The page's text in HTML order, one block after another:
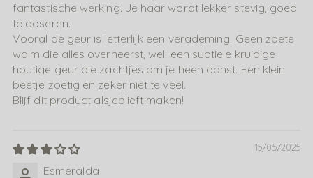
fantastische werking. Je haar wordt lekker stevig, goed
te doseren.
Vooral de geur is letterlijk een verademing. Geen zoete
walm die alles overheerst, wel: een subtiele kruidige
houtige geur die zachtjes om je heen danst. Een klein
beetje zoetig en zeker niet te veel.
Blijf dit product alsjeblieft maken!
15/05/2025
Esmeralda